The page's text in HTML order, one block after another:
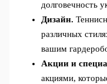
долговечность
Дизайн.
различных
вашим
Акции и
акциями,